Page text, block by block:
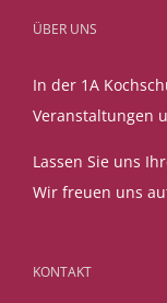
ÜBER UNS
In der 1A
Veranstaltungen
Lassen Sie uns
Wir freuen uns
KONTAKT